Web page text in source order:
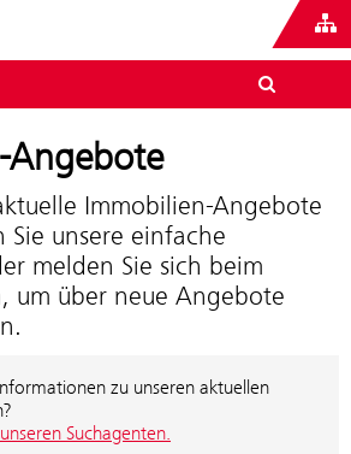
Immobilien-Angebote
Sie unsere einfache
melden Sie sich beim
um über neue Angebote
zu unseren aktuellen
Suchagenten.